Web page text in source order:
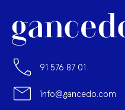
91 576 87 01
info@gancedo.com